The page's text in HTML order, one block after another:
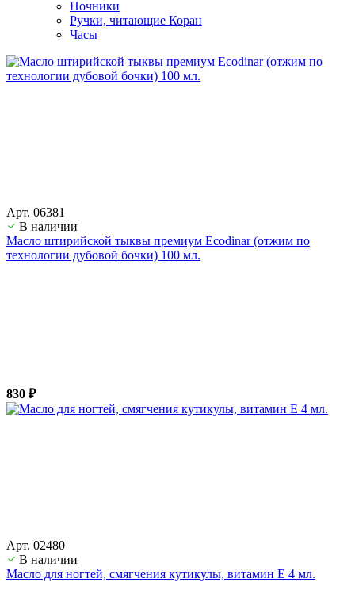
Ночники
Ручки, читающие Коран
Часы
Арт. 06381
В наличии
Масло штирийской тыквы премиум Ecodinar (отжим по
технологии дубовой бочки) 100 мл.
830 ₽
Арт. 02480
В наличии
Масло для ногтей, смягчения кутикулы, витамин Е 4 мл.